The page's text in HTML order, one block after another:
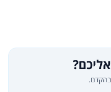
בהקדם.